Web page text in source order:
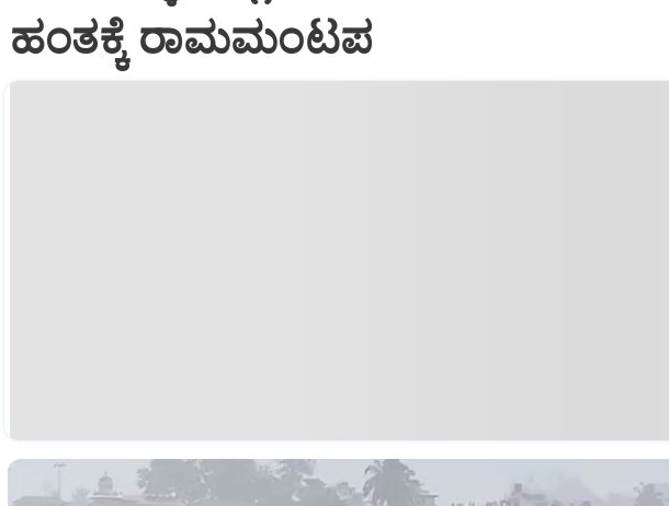
ಹಂತಕ್ಕೆ ರಾಮಮಂಟಪ